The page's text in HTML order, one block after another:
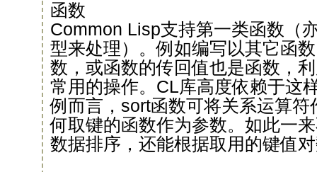
函数
Common Lisp支持第一类函数（
型来处理）。例如编写以其它函
数，或函数的传回值也是函数，
常用的操作。CL库高度依赖于这
例而言，sort函数可将关系运算符
何取键的函数作为参数。如此一
数据排序，还能根据取用的键值